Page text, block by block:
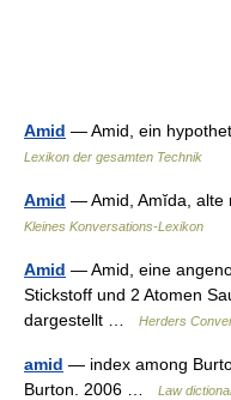
Amid — Amid, ein
Lexikon der gesamten Technik
Amid — Amid, Amĭda, alte
Kleines Konversations-Lexikon
Amid — Amid, eine
Stickstoff und 2 Atomen
dargestellt …
Herders
amid — index among
Burton. 2006 …
Law